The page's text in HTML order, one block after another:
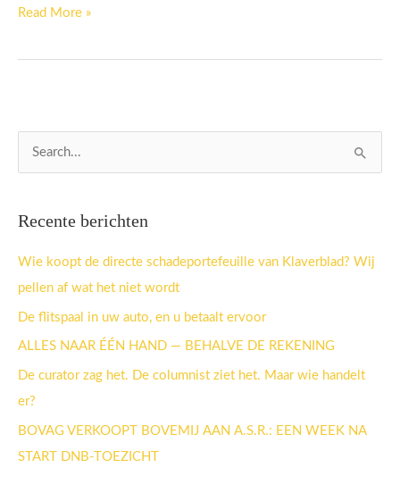
Read More »
n
a
a
r
Recente berichten
Wie koopt de directe schadeportefeuille van Klaverblad? Wij
pellen af wat het niet wordt
De flitspaal in uw auto, en u betaalt ervoor
ALLES NAAR ÉÉN HAND — BEHALVE DE REKENING
De curator zag het. De columnist ziet het. Maar wie handelt
er?
BOVAG VERKOOPT BOVEMIJ AAN A.S.R.: EEN WEEK NA
START DNB-TOEZICHT